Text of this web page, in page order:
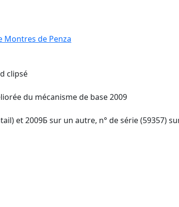
Montres de Penza
clipsé
du mécanisme de base 2009
et 2009Б sur un autre, n° de série (59357)